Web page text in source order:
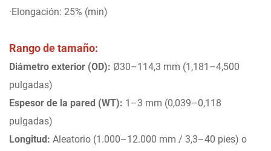
·Elongación: 25% (min)
Rango de tamaño:
Diámetro exterior (OD): Ø30–114,3 mm (1,181–4,500
pulgadas)
Espesor de la pared (WT): 1–3 mm (0,039–0,118
pulgadas)
Longitud: Aleatorio (1.000–12.000 mm / 3,3–40 pies) o